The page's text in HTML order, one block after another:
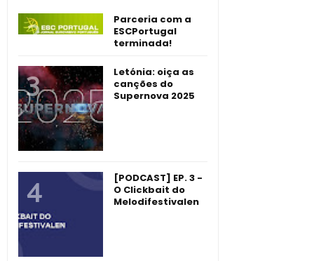
Parceria com a
ESCPortugal
terminada!
Letónia: oiça as
canções do
Supernova 2025
[PODCAST] EP. 3 -
O Clickbait do
Melodifestivalen